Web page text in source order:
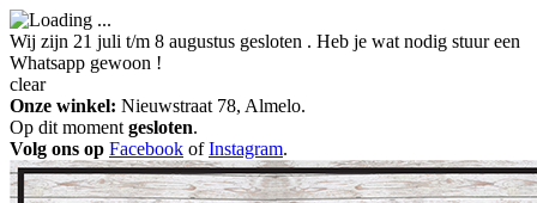
Wij zijn 21 juli t/m 8 augustus gesloten . Heb je wat nodig stuur een
Whatsapp gewoon !
clear
Onze winkel: Nieuwstraat 78, Almelo.
Op dit moment gesloten.
Volg ons op Facebook ofInstagram.